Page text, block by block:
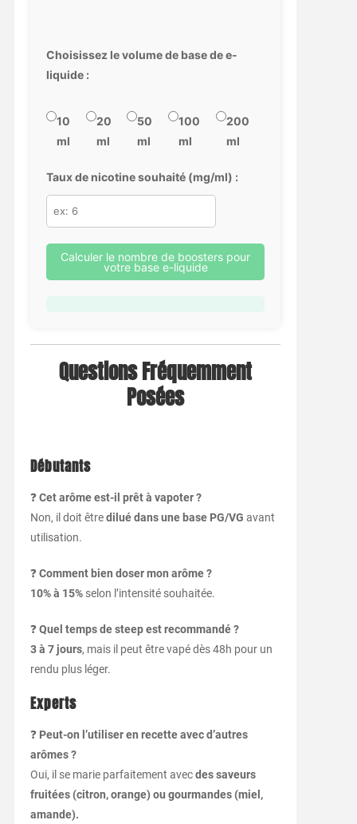
Choisissez le volume de base de e-
liquide :
10
ml
20
ml
50
ml
100
ml
200
ml
Taux de nicotine souhaité (mg/ml) :
Calculer le nombre de boosters pour
votre base e-liquide
Questions Fréquemment
Posées
Débutants
❓Cet arôme est-il prêt à vapoter ?
Non, il doit êtredilué dans une base PG/VG avant
utilisation.
❓Comment bien doser mon arôme ?
10% à 15%selon l’intensité souhaitée.
❓Quel temps de steep est recommandé ?
3 à 7 jours, mais il peut être vapé dès 48h pour un
rendu plus léger.
Experts
❓ Peut-on l’utiliser en recette avec d’autres
arômes ?
Oui, il se marie parfaitement avecdes saveurs
fruitées (citron, orange) ou gourmandes (miel,
amande).